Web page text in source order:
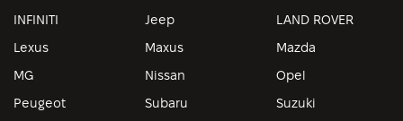
INFINITI
Jeep
LAND ROVER
Lexus
Maxus
Mazda
MG
Nissan
Opel
Peugeot
Subaru
Suzuki